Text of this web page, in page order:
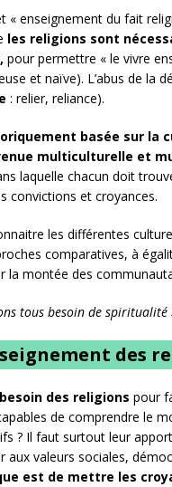
« enseignement du fait
les religions sont
pour permettre « le vivre
et naïve). L’abus de la
: relier, reliance).
basée sur la
multiculturelle et
laquelle chacun doit
convictions et croyances.
les différentes
comparatives, à
la montée des
tous besoin de spiritualité
des
des religions pour
de comprendre le
? Il faut surtout leur
aux valeurs sociales,
est de mettre les